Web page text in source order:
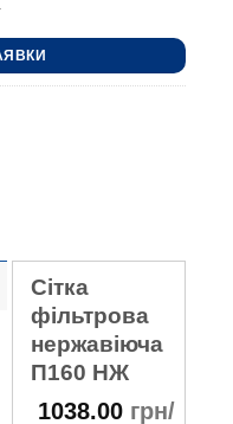
Сітка
фільтрова
нержавіюча
П160 НЖ
1038.00грн/